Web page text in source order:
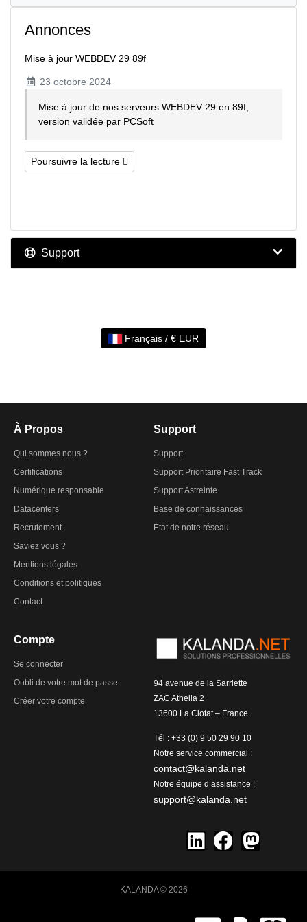
Annonces
Mise à jour WEBDEV 29 89f
23 octobre 2024
Mise à jour de nos serveurs WEBDEV 29 en 89f,
version validée par PCSoft
Poursuivre la lecture
Support
Français / € EUR
À Propos
Qui sommes nous ?
Certifications
Numérique responsable
Datacenters
Recrutement
Saviez vous ?
Mentions légales
Conditions et politiques
Contact
Support
Support
Support Prioritaire Fast Track
Support Astreinte
Base de connaissances
Etat de notre réseau
Compte
Se connecter
Oubli de votre mot de passe
Créer votre compte
94 avenue de la Sarriette
ZAC Athelia 2
13600 La Ciotat – France
Tél : +33 (0) 9 50 29 90 10
Notre service commercial :
contact@kalanda.net
Notre équipe d’assistance :
support@kalanda.net
KALANDA © 2026